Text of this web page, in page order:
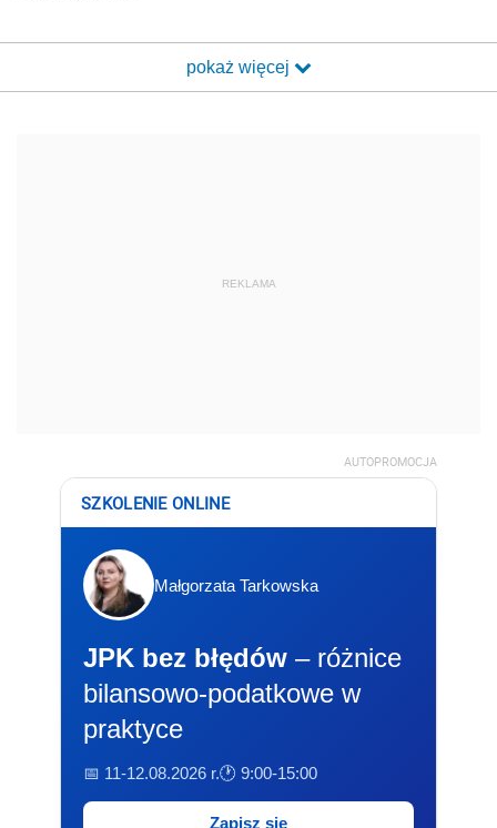
pokaż więcej
REKLAMA
AUTOPROMOCJA
SZKOLENIE ONLINE
Małgorzata Tarkowska
JPK bez błędów – różnice
bilansowo-podatkowe w
praktyce
📅 11-12.08.2026 r.🕐 9:00-15:00
Zapisz się